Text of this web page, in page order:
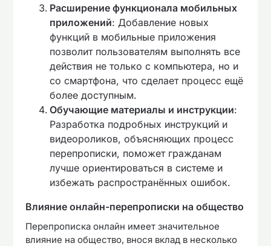
Расширение функционала мобильных
приложений: Добавление новых
функций в мобильные приложения
позволит пользователям выполнять все
действия не только с компьютера, но и
со смартфона, что сделает процесс ещё
более доступным.
Обучающие материалы и инструкции:
Разработка подробных инструкций и
видеороликов, объясняющих процесс
перепрописки, поможет гражданам
лучше ориентироваться в системе и
избежать распространённых ошибок.
Влияние онлайн-перепрописки на общество
Перепрописка онлайн имеет значительное
влияние на общество, внося вклад в несколько